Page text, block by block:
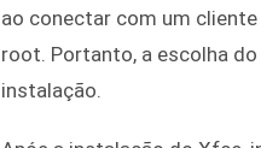
ao conectar com um
root. Portanto, a escolha
instalação.